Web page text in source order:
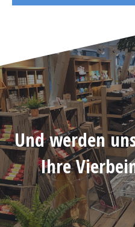
Und werden
Ihre